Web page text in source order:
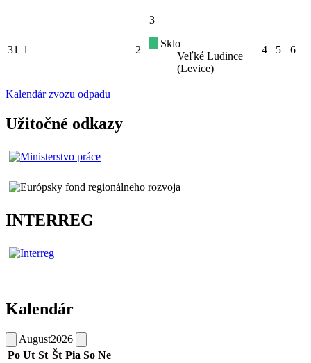
31 1 2
3
Sklo
Veľké Ludince
(Levice)
4 5 6
Kalendár zvozu odpadu
Užitočné odkazy
INTERREG
Kalendár
August2026
Po Ut St Št Pia So Ne